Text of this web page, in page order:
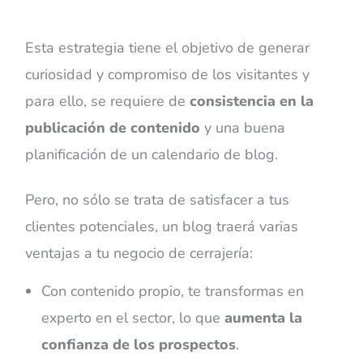
Esta estrategia tiene el objetivo de generar
curiosidad y compromiso de los visitantes y
para ello, se requiere deconsistencia en la
publicación de contenidoy una buena
planificación de un calendario de blog.
Pero, no sólo se trata de satisfacer a tus
clientes potenciales, un blog traerá varias
ventajas a tu negocio de cerrajería:
Con contenido propio, te transformas en
experto en el sector, lo queaumenta la
confianza de los prospectos.